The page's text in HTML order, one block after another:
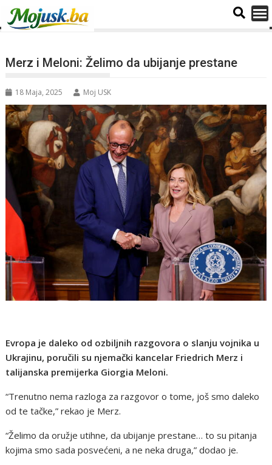
Merz i Meloni: Želimo da ubijanje prestane
18 Maja, 2025 Moj USK
Evropa je daleko od ozbiljnih razgovora o slanju vojnika u
Ukrajinu, poručili su njemački kancelar Friedrich Merz i
talijanska premijerka Giorgia Meloni.
“Trenutno nema razloga za razgovor o tome, još smo daleko
od te tačke,” rekao je Merz.
“Želimo da oružje utihne, da ubijanje prestane… to su pitanja
kojima smo sada posvećeni, a ne neka druga,” dodao je.